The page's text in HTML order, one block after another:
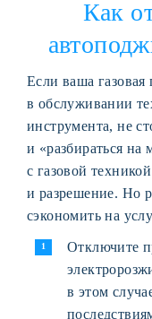
Как
Если ваша газовая
в обслуживании
инструмента, не
и «разбираться на
с газовой
и разрешение. Но
сэкономить на
Отключите
в этом